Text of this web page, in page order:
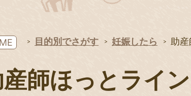
目的別でさがす 妊娠したら 助
師ほっとライン